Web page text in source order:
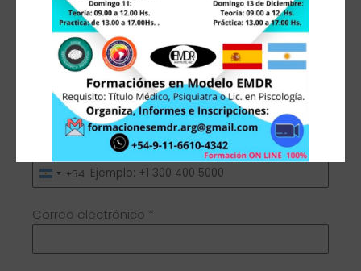
Profesión*
Médico
Argentina
Argentina
+54
Correo electrónico *